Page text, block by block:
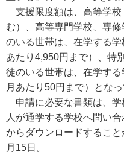
支援限度額は、高等学校
む）、高等専門学校、専
のいる世帯は、在学する
あたり4,950円まで）、特
徒のいる世帯は、在学す
月あたり50円まで）となっ
申請に必要な書類は、学
人が通学する学校へ問い
からダウンロードするこ
月15日。